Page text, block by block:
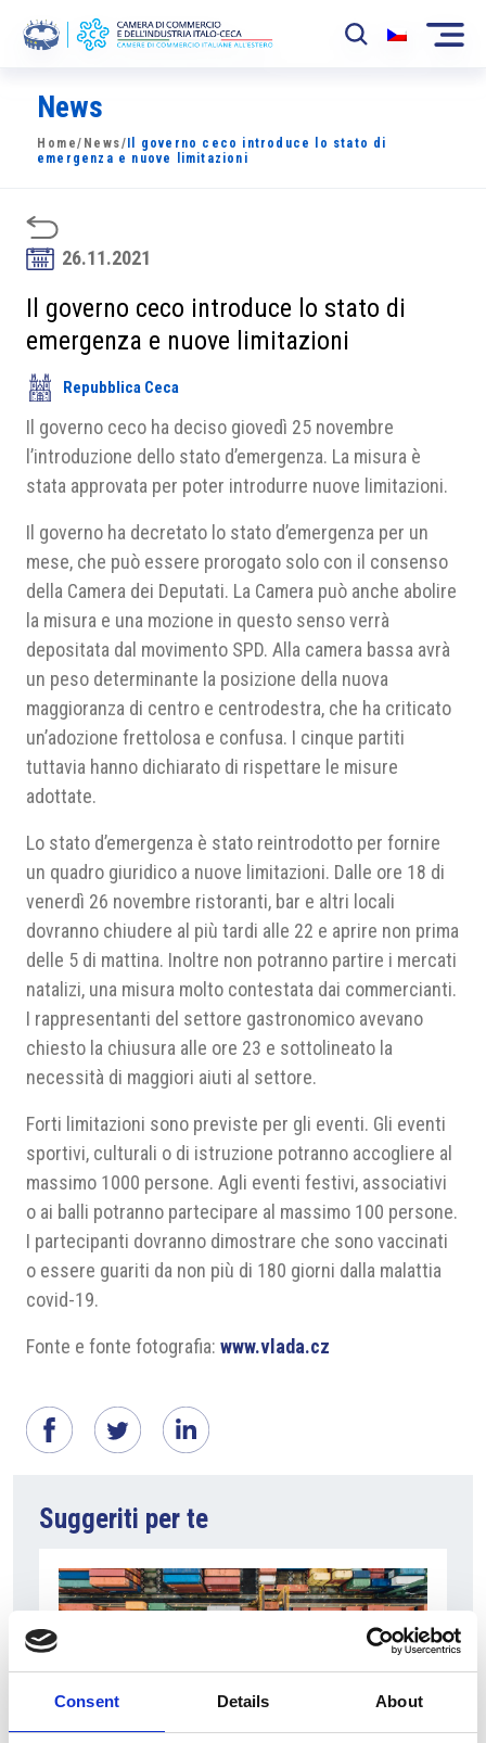
Consent Details About
La Camera
News
Sviluppo Mercato
Soci
Partner
Progetti
Area riservata
News
Home/ News/ Il governo ceco introduce lo stato di
emergenza e nuove limitazioni
26.11.2021
Il governo ceco introduce lo stato di
emergenza e nuove limitazioni
Repubblica Ceca
Il governo ceco ha deciso giovedì 25 novembre
l’introduzione dello stato d’emergenza. La misura è
stata approvata per poter introdurre nuove limitazioni.
Il governo ha decretato lo stato d’emergenza per un
mese, che può essere prorogato solo con il consenso
della Camera dei Deputati. La Camera può anche abolire
la misura e una mozione in questo senso verrà
depositata dal movimento SPD. Alla camera bassa avrà
un peso determinante la posizione della nuova
maggioranza di centro e centrodestra, che ha criticato
un’adozione frettolosa e confusa. I cinque partiti
tuttavia hanno dichiarato di rispettare le misure
adottate.
Lo stato d’emergenza è stato reintrodotto per fornire
un quadro giuridico a nuove limitazioni. Dalle ore 18 di
venerdì 26 novembre ristoranti, bar e altri locali
dovranno chiudere al più tardi alle 22 e aprire non prima
delle 5 di mattina. Inoltre non potranno partire i mercati
natalizi, una misura molto contestata dai commercianti.
I rappresentanti del settore gastronomico avevano
chiesto la chiusura alle ore 23 e sottolineato la
necessità di maggiori aiuti al settore.
Forti limitazioni sono previste per gli eventi. Gli eventi
sportivi, culturali o di istruzione potranno accogliere al
massimo 1000 persone. Agli eventi festivi, associativi
o ai balli potranno partecipare al massimo 100 persone.
I partecipanti dovranno dimostrare che sono vaccinati
o essere guariti da non più di 180 giorni dalla malattia
covid-19.
Fonte e fonte fotografia: www.vlada.cz
Suggeriti per te